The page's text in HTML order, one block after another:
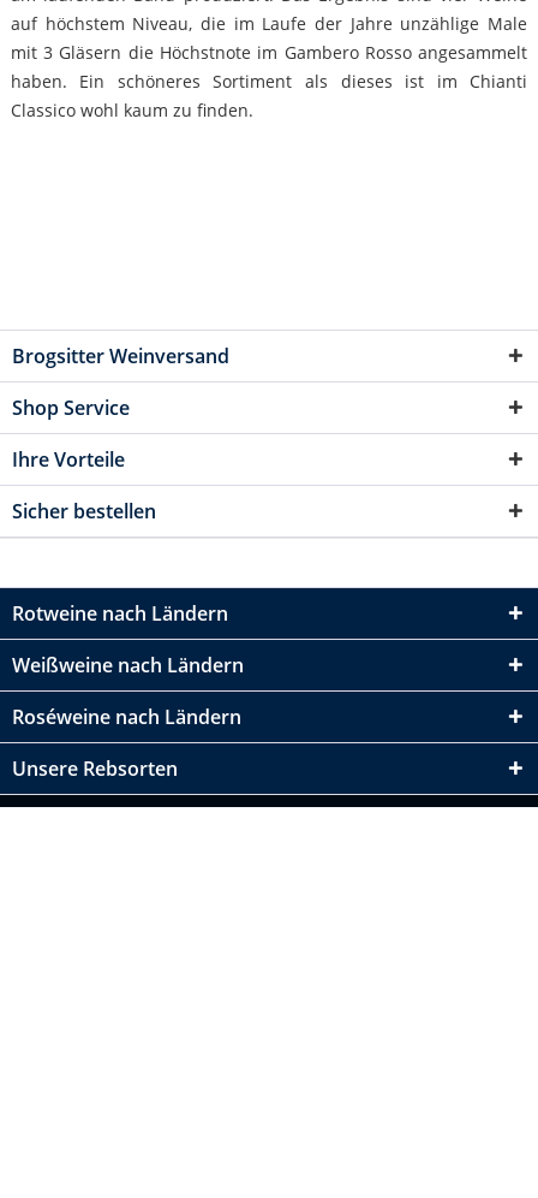
auf höchstem Niveau, die im Laufe der Jahre unzählige Male
mit 3 Gläsern die Höchstnote im Gambero Rosso angesammelt
haben. Ein schöneres Sortiment als dieses ist im Chianti
Classico wohl kaum zu finden.
Brogsitter Weinversand
Shop Service
Ihre Vorteile
Sicher bestellen
Rotweine nach Ländern
Weißweine nach Ländern
Roséweine nach Ländern
Unsere Rebsorten